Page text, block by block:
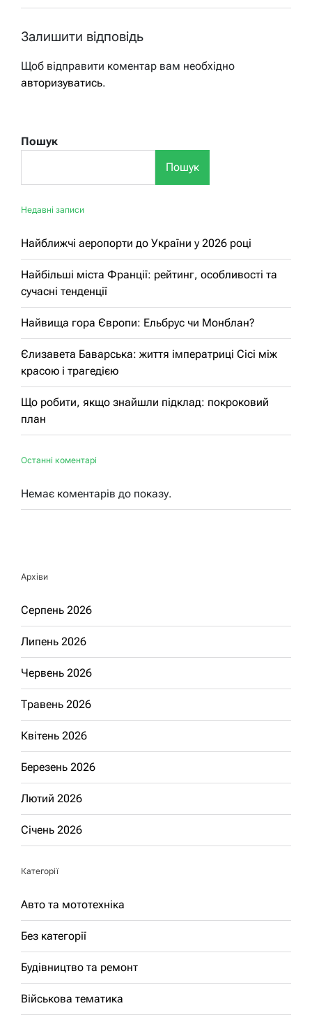
Залишити відповідь
Щоб відправити коментар вам необхідно
авторизуватись.
Пошук
Пошук
Недавні записи
Найближчі аеропорти до України у 2026 році
Найбільші міста Франції: рейтинг, особливості та
сучасні тенденції
Найвища гора Європи: Ельбрус чи Монблан?
Єлизавета Баварська: життя імператриці Сісі між
красою і трагедією
Що робити, якщо знайшли підклад: покроковий
план
Останні коментарі
Немає коментарів до показу.
Архіви
Серпень 2026
Липень 2026
Червень 2026
Травень 2026
Квітень 2026
Березень 2026
Лютий 2026
Січень 2026
Категорії
Авто та мототехніка
Без категорії
Будівництво та ремонт
Військова тематика